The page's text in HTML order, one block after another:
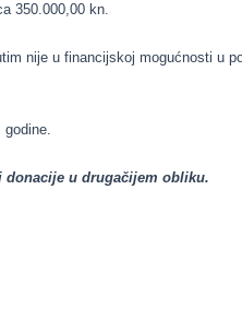
350.000,00 kn.
nije u financijskoj mogućnosti u
godine.
donacije u drugačijem obliku.